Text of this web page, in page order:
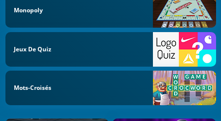
Monopoly
Jeux De Quiz
Mots-Croisés